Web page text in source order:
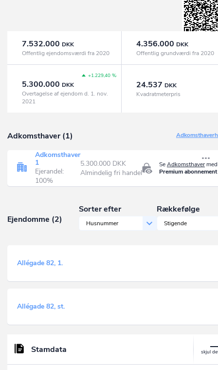
7.532.000 DKK
Offentlig ejendomsværdi fra 2020
4.356.000 DKK
Offentlig grundværdi fra 2020
+1.229,40 %
5.300.000 DKK
Overtagelse af ejendom d. 1. nov.
2021
24.537 DKK
Kvadratmeterpris
Adkomsthaver (1)
SeAdkomsthaver
Premium abonnement
Adkomsthaver
1
Ejerandel:
100%
5.300.000 DKK
Almindelig fri handel
Ejendomme (2)
Sorter efter
Husnummer
Rækkefølge
Stigende
Allégade 82, 1.
Allégade 82, st.
Stamdata